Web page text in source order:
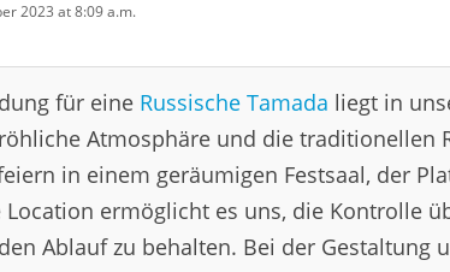
2023 at 8:09 a.m.
für eine Russische Tamada liegt in
Atmosphäre und die traditionellen
in einem geräumigen Festsaal, der
Location ermöglicht es uns, die Kontrolle
Ablauf zu behalten. Bei der Gestaltung